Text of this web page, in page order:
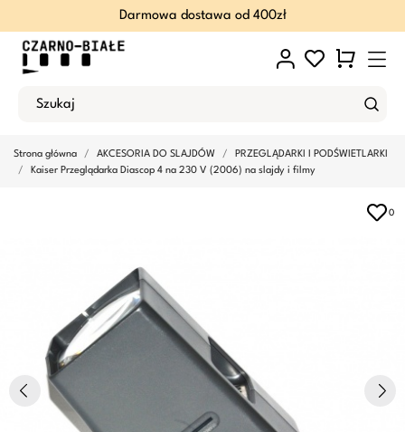
Darmowa dostawa od 400zł
Strona główna AKCESORIA DO SLAJDÓW
PRZEGLĄDARKI I PODŚWIETLARKI
Kaiser Przeglądarka Diascop 4 na 230 V (2006) na slajdy i filmy
0